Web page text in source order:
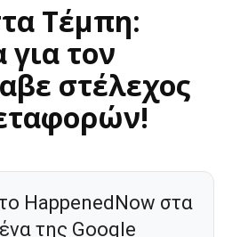
Τέμπη:
τον
στέλεχος
HappenedNow στα
της Google